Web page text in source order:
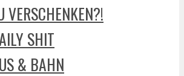
VERSCHENKEN?!
SHIT
& BAHN